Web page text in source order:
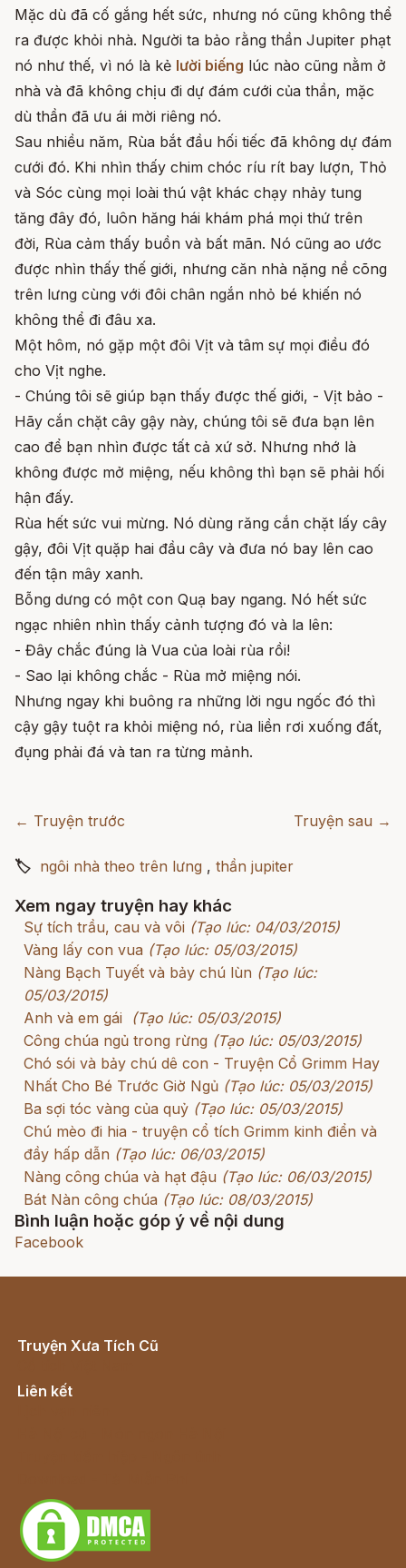
Mặc dù đã cố gắng hết sức, nhưng nó cũng không thể
ra được khỏi nhà. Người ta bảo rằng thần Jupiter phạt
nó như thế, vì nó là kẻ lười biếng lúc nào cũng nằm ở
nhà và đã không chịu đi dự đám cưới của thần, mặc
dù thần đã ưu ái mời riêng nó.
Sau nhiều năm, Rùa bắt đầu hối tiếc đã không dự đám
cưới đó. Khi nhìn thấy chim chóc ríu rít bay lượn, Thỏ
và Sóc cùng mọi loài thú vật khác chạy nhảy tung
tăng đây đó, luôn hăng hái khám phá mọi thứ trên
đời, Rùa cảm thấy buồn và bất mãn. Nó cũng ao ước
được nhìn thấy thế giới, nhưng căn nhà nặng nề cõng
trên lưng cùng với đôi chân ngắn nhỏ bé khiến nó
không thể đi đâu xa.
Một hôm, nó gặp một đôi Vịt và tâm sự mọi điều đó
cho Vịt nghe.
- Chúng tôi sẽ giúp bạn thấy được thế giới, - Vịt bảo -
Hãy cắn chặt cây gậy này, chúng tôi sẽ đưa bạn lên
cao để bạn nhìn được tất cả xứ sở. Nhưng nhớ là
không được mở miệng, nếu không thì bạn sẽ phải hối
hận đấy.
Rùa hết sức vui mừng. Nó dùng răng cắn chặt lấy cây
gậy, đôi Vịt quặp hai đầu cây và đưa nó bay lên cao
đến tận mây xanh.
Bỗng dưng có một con Quạ bay ngang. Nó hết sức
ngạc nhiên nhìn thấy cảnh tượng đó và la lên:
- Đây chắc đúng là Vua của loài rùa rồi!
- Sao lại không chắc - Rùa mở miệng nói.
Nhưng ngay khi buông ra những lời ngu ngốc đó thì
cậy gậy tuột ra khỏi miệng nó, rùa liền rơi xuống đất,
đụng phải đá và tan ra từng mảnh.
← Truyện trước Truyện sau →
🏷 ngôi nhà theo trên lưng , thần jupiter
Xem ngay truyện hay khác
Sự tích trầu, cau và vôi (Tạo lúc: 04/03/2015)
Vàng lấy con vua (Tạo lúc: 05/03/2015)
Nàng Bạch Tuyết và bảy chú lùn (Tạo lúc:
05/03/2015)
Anh và em gái
(Tạo lúc: 05/03/2015)
Công chúa ngủ trong rừng (Tạo lúc: 05/03/2015)
Chó sói và bảy chú dê con - Truyện Cổ Grimm Hay
Nhất Cho Bé Trước Giờ Ngủ (Tạo lúc: 05/03/2015)
Ba sợi tóc vàng của quỷ (Tạo lúc: 05/03/2015)
Chú mèo đi hia - truyện cổ tích Grimm kinh điển và
đầy hấp dẫn (Tạo lúc: 06/03/2015)
Nàng công chúa và hạt đậu (Tạo lúc: 06/03/2015)
Bát Nàn công chúa (Tạo lúc: 08/03/2015)
Bình luận hoặc góp ý về nội dung
Facebook
Truyện Xưa Tích Cũ
Liên kết